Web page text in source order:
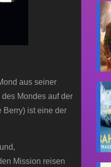
aus seiner
Mondes auf der
Berry) ist eine der
Mission reisen